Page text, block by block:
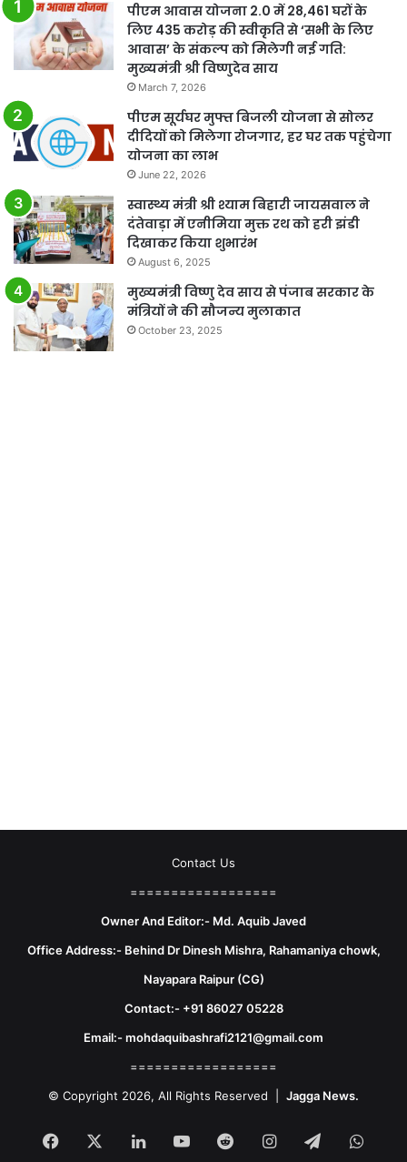
पीएम आवास योजना 2.0 में 28,461 घरों के
लिए 435 करोड़ की स्वीकृति से ‘सभी के लिए
आवास’ के संकल्प को मिलेगी नई गति:
मुख्यमंत्री श्री विष्णुदेव साय
March 7, 2026
पीएम सूर्यघर मुफ्त बिजली योजना से सोलर
दीदियों को मिलेगा रोजगार, हर घर तक पहुंचेगा
योजना का लाभ
June 22, 2026
स्वास्थ्य मंत्री श्री श्याम बिहारी जायसवाल ने
दंतेवाड़ा में एनीमिया मुक्त रथ को हरी झंडी
दिखाकर किया शुभारंभ
August 6, 2025
मुख्यमंत्री विष्णु देव साय से पंजाब सरकार के
मंत्रियों ने की सौजन्य मुलाकात
October 23, 2025
Contact Us
==================
Owner And Editor:- Md. Aquib Javed
Office Address:- Behind Dr Dinesh Mishra, Rahamaniya chowk,
Nayapara Raipur (CG)
Contact:- +91 86027 05228
Email:- mohdaquibashrafi2121@gmail.com
==================
© Copyright 2026, All Rights Reserved | Jagga News.
Facebook LinkedInYouTubeRedditInstagram
Telegram